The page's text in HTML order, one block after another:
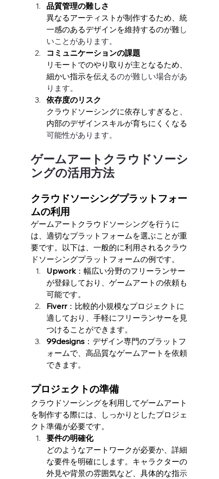
品質管理の難しさ
異なるアーティストが制作するため、統
一感のあるデザインを維持するのが難し
いことがあります。
コミュニケーションの課題
リモートでのやり取りが主となるため、
細かい指示を伝え るのが難しい場合があ
ります。
依存度のリスク
クラウドソーシングに依存しすぎると、
内部のデザインスキルが育ちにくくなる
可能性があります。
ゲームアートクラウドソーシ
ングの活用方法
クラウドソーシングプラットフォー
ムの利用
ゲームアートクラウドソーシングを行うに
は、適切なプラットフォームを選ぶことが重
要です。以下は、一般的に利用されるクラウ
ドソーシングプラットフォームの例です。
Upwork：幅広い分野のフリーランサー
が登録しており、ゲームアートの依頼も
可能です。
Fiverr：比較的小規模なプロジェクトに
適しており、手軽にフリーランサーを見
つけることができます。
99designs：デザイン専門のプラットフ
ォームで、高品質なゲームアートを依頼
できます。
プロジェクトの準備
クラウドソーシングを利用してゲームアート
を制作する際には、しっかりとしたプロジェ
クト準備が必要です。
要件の明確化
どのようなアートワークが必要か、詳細
な要件を明確にします。キャラクターの
外見や背景の雰囲気など、具体的な指示